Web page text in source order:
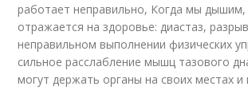
работает неправильно, Когда мы дышим,
отражается на здоровье: диастаз,
неправильном выполнении физических
сильное расслабление мышц тазового
могут держать органы на своих местах и